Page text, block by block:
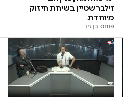
זילברשטיין בשיחת חיזוק
מיוחדת
פנחס בן זיו